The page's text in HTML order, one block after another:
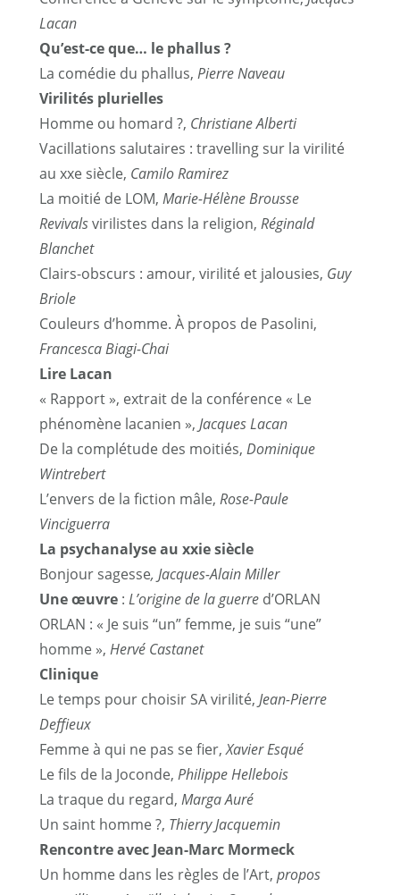
Lacan
Qu’est-ce que… le phallus ?
La comédie du phallus, Pierre Naveau
Virilités plurielles
Homme ou homard ?, Christiane Alberti
Vacillations salutaires : travelling sur la virilité
au xxe siècle, Camilo Ramirez
La moitié de LOM, Marie-Hélène Brousse
Revivalsvirilistes dans la religion, Réginald
Blanchet
Clairs-obscurs : amour, virilité et jalousies, Guy
Briole
Couleurs d’homme. À propos de Pasolini,
Francesca Biagi-Chai
Lire Lacan
« Rapport », extrait de la conférence « Le
phénomène lacanien », Jacques Lacan
De la complétude des moitiés, Dominique
Wintrebert
L’envers de la fiction mâle, Rose-Paule
Vinciguerra
La psychanalyse au xxie siècle
Bonjour sagesse, Jacques-Alain Miller
Une œuvre : L’origine de la guerre d’ORLAN
ORLAN : « Je suis “un” femme, je suis “une”
homme », Hervé Castanet
Clinique
Le temps pour choisir SA virilité, Jean-Pierre
Deffieux
Femme à qui ne pas se fier,Xavier Esqué
Le fils de la Joconde, Philippe Hellebois
La traque du regard, Marga Auré
Un saint homme ?, Thierry Jacquemin
Rencontre avec Jean-Marc Mormeck
Un homme dans les règles de l’Art, propos